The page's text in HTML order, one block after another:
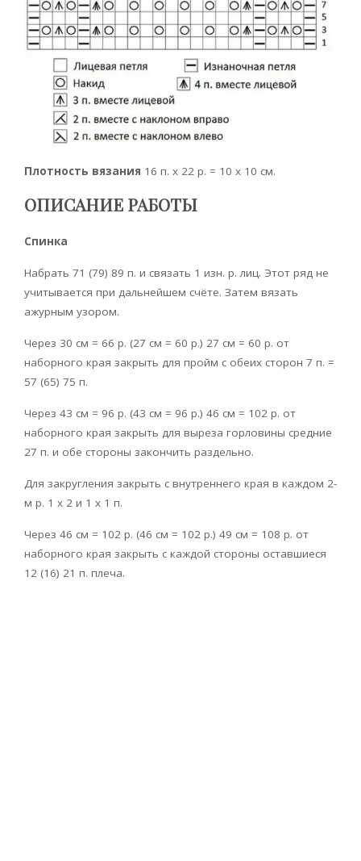
Плотность вязания 16 п. х 22 р. = 10 х 10 см.
ОПИСАНИЕ РАБОТЫ
Спинка
Набрать 71 (79) 89 п. и связать 1 изн. р. лиц. Этот ряд не
учитывается при дальнейшем счёте. Затем вязать
ажурным узором.
Через 30 см = 66 р. (27 см = 60 р.) 27 см = 60 р. от
наборного края закрыть для пройм с обеих сторон 7 п. =
57 (65) 75 п.
Через 43 см = 96 р. (43 см = 96 р.) 46 см = 102 р. от
наборного края закрыть для выреза горловины средние
27 п. и обе стороны закончить раздельно.
Для закругления закрыть с внутреннего края в каждом 2-
м р. 1 х 2 и 1 х 1 п.
Через 46 см = 102 р. (46 см = 102 р.) 49 см = 108 р. от
наборного края закрыть с каждой стороны оставшиеся
12 (16) 21 п. плеча.